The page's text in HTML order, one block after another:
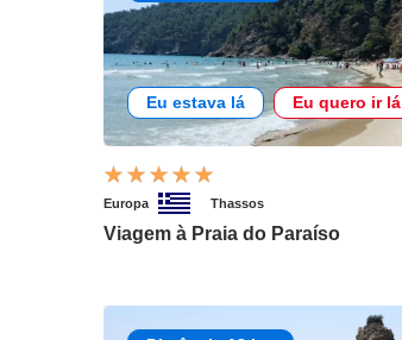
Eu estava lá Eu quero ir lá
Europa Thassos
Viagem à Praia do Paraíso